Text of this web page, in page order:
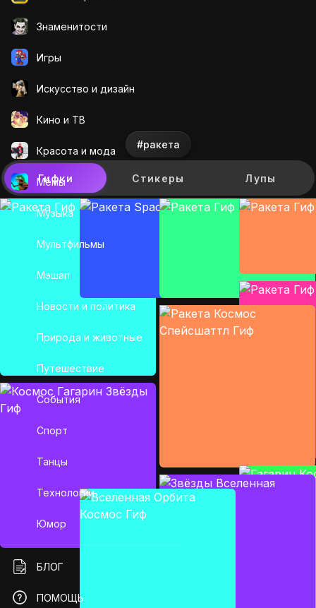
Знаменитости
Игры
Искусcтво и дизайн
Кино и ТВ
Красота и мода
Мемы
Музыка
Мультфильмы
Мэшап
Новости и политика
Природа и животные
Путешествие
События
Спорт
Танцы
Технологии
Юмор
БЛОГ
ПОМОЩЬ
#ракета
Гифки Стикеры Лупы